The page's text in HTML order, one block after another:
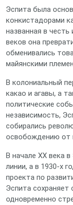
Эспита была
конкистадорами
названная в честь
веков она
обменивались
майянскими
В колониальный
какао и агавы, а
политические
независимость,
собирались
освобождению от
В начале XX века
линии, а в 1930‑х
проекта по
Эспита
одновременно